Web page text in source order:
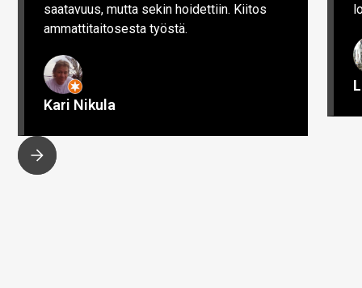
saatavuus, mutta sekin hoidettiin. Kiitos
ammattitaitosesta työstä.
Kari Nikula